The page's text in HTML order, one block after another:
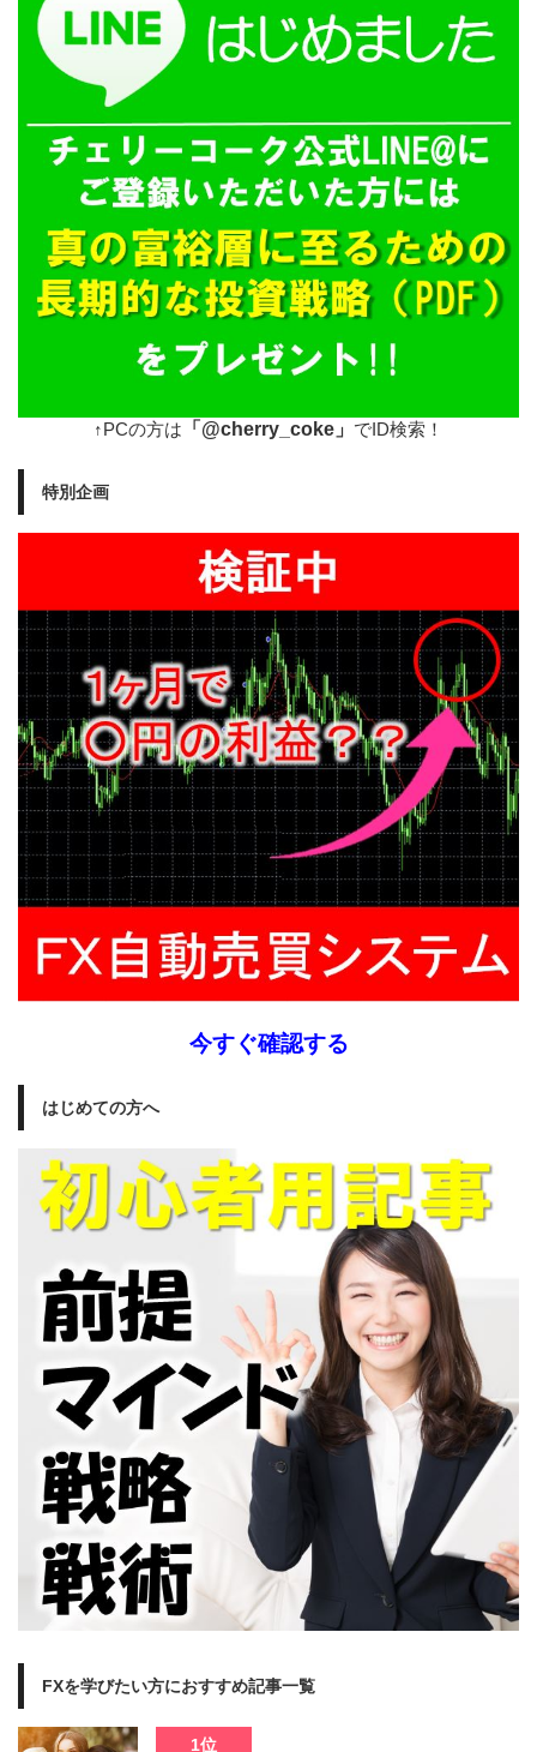
↑PCの方は 「@cherry_coke」 でID検索！
特別企画
今すぐ確認する
はじめての方へ
FXを学びたい方におすすめ記事一覧
1位